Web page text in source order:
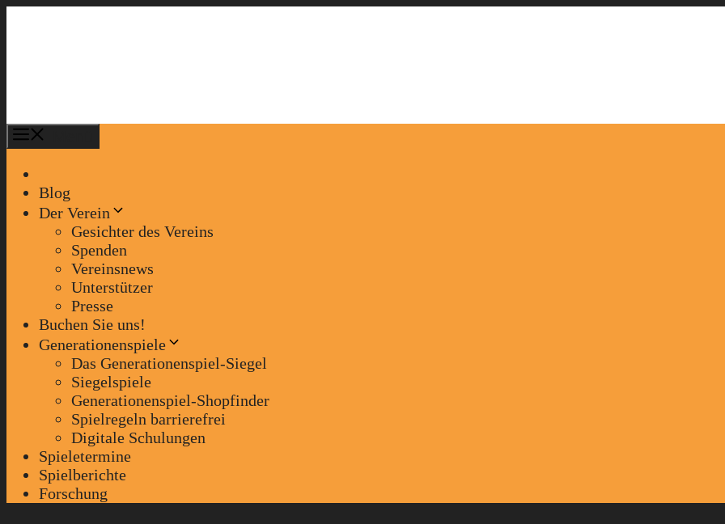
Blog
Der Verein
Gesichter des Vereins
Spenden
Vereinsnews
Unterstützer
Presse
Buchen Sie uns!
Generationenspiele
Das Generationenspiel-Siegel
Siegelspiele
Generationenspiel-Shopfinder
Spielregeln barrierefrei
Digitale Schulungen
Spieletermine
Spielberichte
Forschung